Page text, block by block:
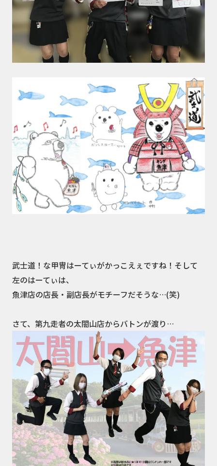
武士道！な甲冑はーてぃがかっこえぇですね！そして
左のはーてぃは、
魚津店の店長・副店長がモチーフだそうな…(笑)
さて、第九走者の太閤山店からバトンが渡り…